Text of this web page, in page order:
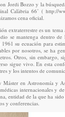
Jordi Bozzo y la
Calàbria 66’ ( http://
cena oficial.
extraterrestre es un
se mantenga dentro
su ecuación para
por nosotros, se ha
Otros, sin embargo,
sigue vivo. En esta
y los intentos de
en Astronomía y
internacionales y
entidad de la que ha
y conferencias.